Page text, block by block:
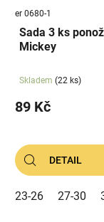
er 0680-1
Sada 3 ks
Mickey
Skladem (22 ks)
89 Kč
DETAIL
23-26 27-30